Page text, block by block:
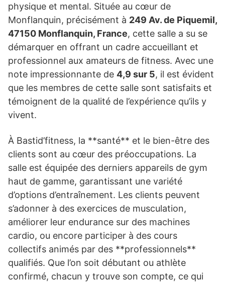
physique et mental. Située au cœur de
Monflanquin, précisément à 249 Av. de Piquemil,
47150 Monflanquin, France, cette salle a su se
démarquer en offrant un cadre accueillant et
professionnel aux amateurs de fitness. Avec une
note impressionnante de 4,9 sur 5, il est évident
que les membres de cette salle sont satisfaits et
témoignent de la qualité de l’expérience qu’ils y
vivent.
À Bastid’fitness, la **santé** et le bien-être des
clients sont au cœur des préoccupations. La
salle est équipée des derniers appareils de gym
haut de gamme, garantissant une variété
d’options d’entraînement. Les clients peuvent
s’adonner à des exercices de musculation,
améliorer leur endurance sur des machines
cardio, ou encore participer à des cours
collectifs animés par des **professionnels**
qualifiés. Que l’on soit débutant ou athlète
confirmé, chacun y trouve son compte, ce qui